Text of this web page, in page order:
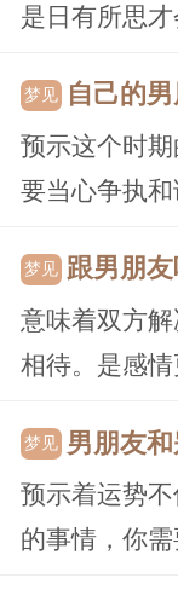
是日有所思才
梦见 自己的
预示这个时期
要当心争执和
梦见 跟男朋
意味着双方
相待。是感情
梦见 男朋友
预示着运势
的事情，你需